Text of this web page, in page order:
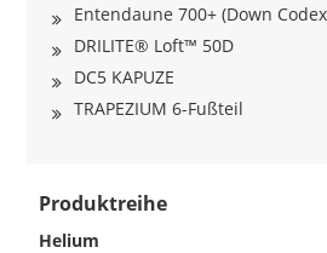
Entendaune 700+ (Down
DRILITE® Loft™ 50D
DC5 KAPUZE
TRAPEZIUM 6-Fußteil
Produktreihe
Helium